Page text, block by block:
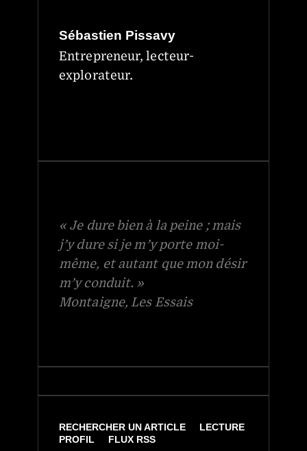
Sébastien Pissavy
Entrepreneur, lecteur-
explorateur.
« Je dure bien à la peine ; mais
j’y dure si je m’y porte moi-
même, et autant que mon désir
m’y conduit. »
Montaigne, Les Essais
RECHERCHER UN ARTICLE
LECTURE
PROFIL
FLUX RSS